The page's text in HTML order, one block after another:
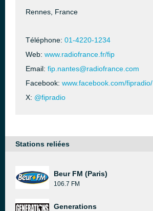
Rennes, France
Téléphone: 01-4220-1234
Web: www.radiofrance.fr/fip
Email: fip.nantes@radiofrance.com
Facebook: www.facebook.com/fipradio/
X: @fipradio
Stations reliées
Beur FM (Paris)
106.7 FM
Generations